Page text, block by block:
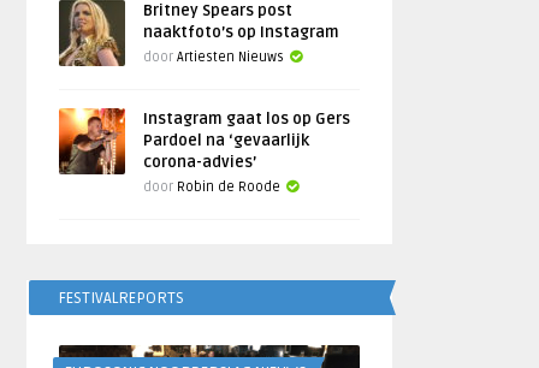
Britney Spears post
naaktfoto’s op Instagram
doorArtiesten Nieuws
Instagram gaat los op Gers
Pardoel na ‘gevaarlijk
corona-advies’
door Robin de Roode
FESTIVALREPORTS